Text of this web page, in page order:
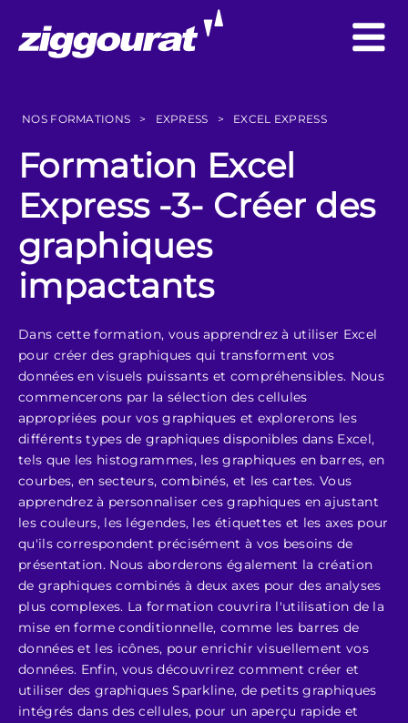
NOS FORMATIONS > EXPRESS > EXCEL EXPRESS
Formation Excel
Express -3- Créer des
graphiques
impactants
Dans cette formation, vous apprendrez à utiliser Excel
pour créer des graphiques qui transforment vos
données en visuels puissants et compréhensibles. Nous
commencerons par la sélection des cellules
appropriées pour vos graphiques et explorerons les
différents types de graphiques disponibles dans Excel,
tels que les histogrammes, les graphiques en barres, en
courbes, en secteurs, combinés, et les cartes. Vous
apprendrez à personnaliser ces graphiques en ajustant
les couleurs, les légendes, les étiquettes et les axes pour
qu'ils correspondent précisément à vos besoins de
présentation. Nous aborderons également la création
de graphiques combinés à deux axes pour des analyses
plus complexes. La formation couvrira l'utilisation de la
mise en forme conditionnelle, comme les barres de
données et les icônes, pour enrichir visuellement vos
données. Enfin, vous découvrirez comment créer et
utiliser des graphiques Sparkline, de petits graphiques
intégrés dans des cellules, pour un aperçu rapide et